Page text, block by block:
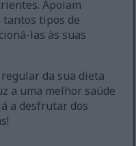
Apoiam
tantos tipos de
las às suas
da sua dieta
a uma melhor saúde
a desfrutar dos